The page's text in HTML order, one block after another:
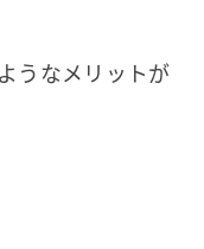
うなメリットが